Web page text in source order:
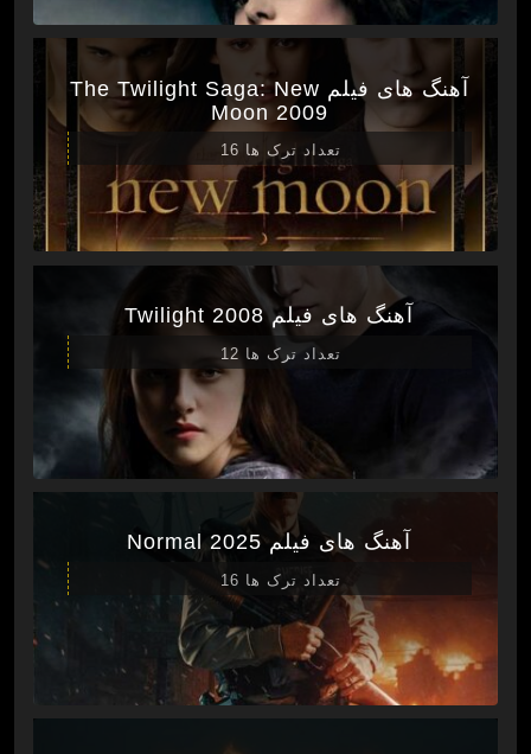
آهنگ های فیلم The Twilight Saga: New
Moon 2009
تعداد ترک ها 16
آهنگ های فیلم Twilight 2008
تعداد ترک ها 12
آهنگ های فیلم Normal 2025
تعداد ترک ها 16